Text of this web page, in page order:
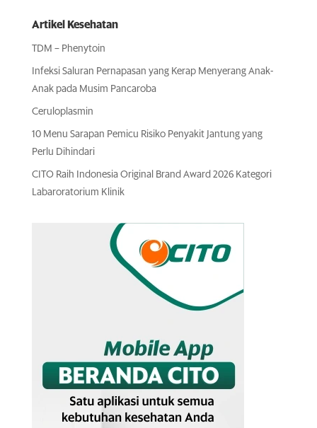
Artikel Kesehatan
TDM – Phenytoin
Infeksi Saluran Pernapasan yang Kerap Menyerang Anak-
Anak pada Musim Pancaroba
Ceruloplasmin
10 Menu Sarapan Pemicu Risiko Penyakit Jantung yang
Perlu Dihindari
CITO Raih Indonesia Original Brand Award 2026 Kategori
Labaroratorium Klinik